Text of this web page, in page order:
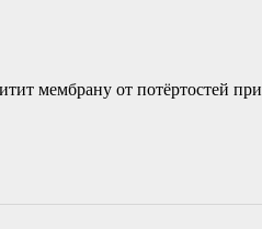
мембрану от потёртостей при